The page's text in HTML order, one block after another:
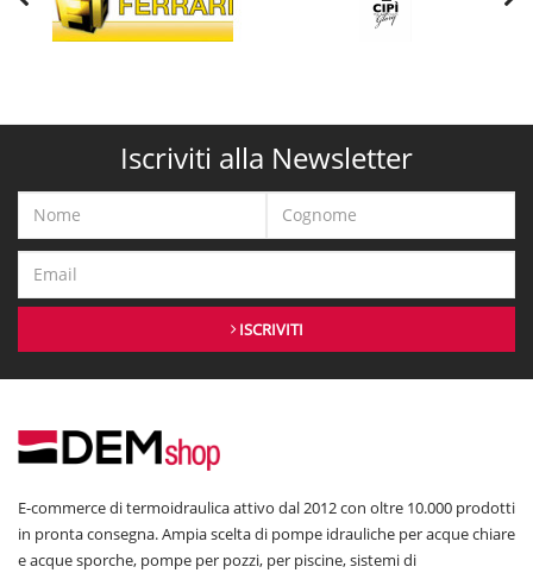
Iscriviti alla Newsletter
ISCRIVITI
E-commerce di termoidraulica attivo dal 2012 con oltre 10.000 prodotti
in pronta consegna. Ampia scelta di pompe idrauliche per acque chiare
e acque sporche, pompe per pozzi, per piscine, sistemi di